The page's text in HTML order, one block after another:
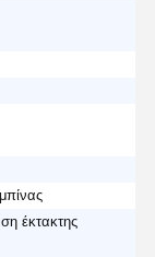
έκτακτης